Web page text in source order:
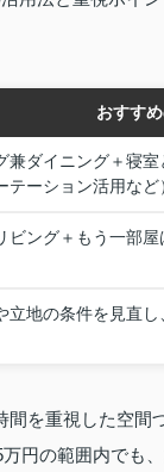
おすす
兼ダイニング＋寝
テーション活用など
ビング＋もう一部
立地の条件を見直
間を重視した空
円の範囲内でも